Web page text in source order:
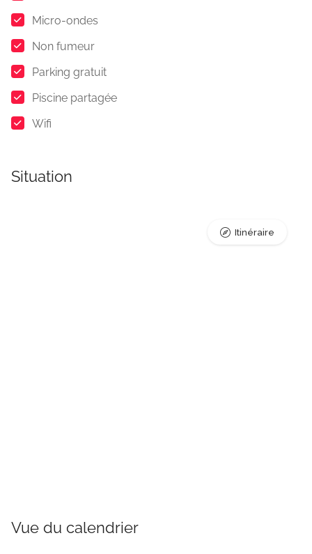
Micro-ondes
Non fumeur
Parking gratuit
Piscine partagée
Wifi
Situation
Itinéraire
Vue du calendrier